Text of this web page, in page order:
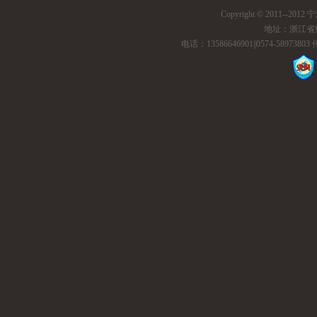
Copyright © 2011--2012
地址：浙江省
电话：13586646901||0574-58973803